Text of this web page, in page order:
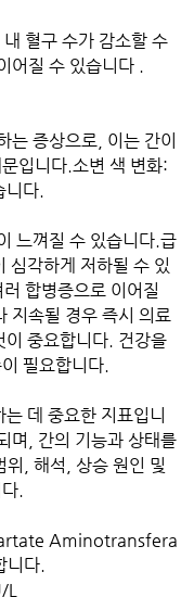
혈구 수가 감소할 수
어질 수 있습니다 .
는 증상으로, 이는 간이
입니다.소변 색 변화:
니다.
느껴질 수 있습니다.급
심각하게 저하될 수 있
합병증으로 이어질
지속될 경우 즉시 의료
이 중요합니다. 건강을
필요합니다.
데 중요한 지표입니
며, 간의 기능과 상태를
위, 해석, 상승 원인 및
.
Aminotransfera
니다.